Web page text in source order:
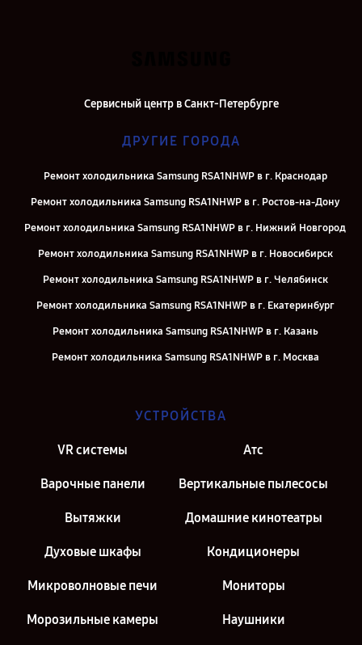
Сервисный центр в Санкт-Петербурге
ДРУГИЕ ГОРОДА
Ремонт холодильника Samsung RSA1NHWP в г. Краснодар
Ремонт холодильника Samsung RSA1NHWP в г. Ростов-на-Дону
Ремонт холодильника Samsung RSA1NHWP в г. Нижний Новгород
Ремонт холодильника Samsung RSA1NHWP в г. Новосибирск
Ремонт холодильника Samsung RSA1NHWP в г. Челябинск
Ремонт холодильника Samsung RSA1NHWP в г. Екатеринбург
Ремонт холодильника Samsung RSA1NHWP в г. Казань
Ремонт холодильника Samsung RSA1NHWP в г. Москва
УСТРОЙСТВА
VR системы Атс
Варочные панели Вертикальные пылесосы
Вытяжки Домашние кинотеатры
Духовые шкафы Кондиционеры
Микроволновые печи Мониторы
Морозильные камеры Наушники